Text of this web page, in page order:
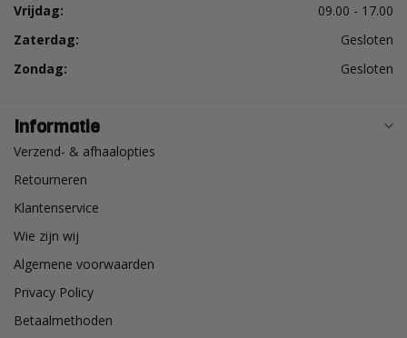
Vrijdag:
09.00 - 17.00
Zaterdag:
Gesloten
Zondag:
Gesloten
Informatie
Verzend- & afhaalopties
Retourneren
Klantenservice
Wie zijn wij
Algemene voorwaarden
Privacy Policy
Betaalmethoden